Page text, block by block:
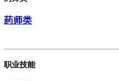
药师类
职业技能